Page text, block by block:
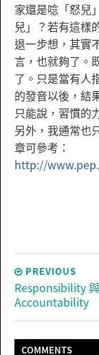
家還是唸「怒兒
兒」？若有這樣
退一步想，其實
言，也就夠了。
了。只是當有人
的發音以後，結
只能說，習慣的
另外，我通常也
章可參考：
http://
PREVIOUS
Responsibility 與
Accountability
COMMENTS